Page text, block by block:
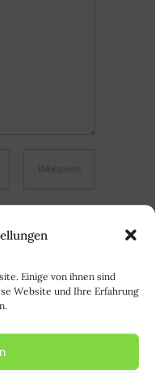
Einige von ihnen sind
Website und Ihre Erfahrung
comentar. | Meinen
kommentiere.